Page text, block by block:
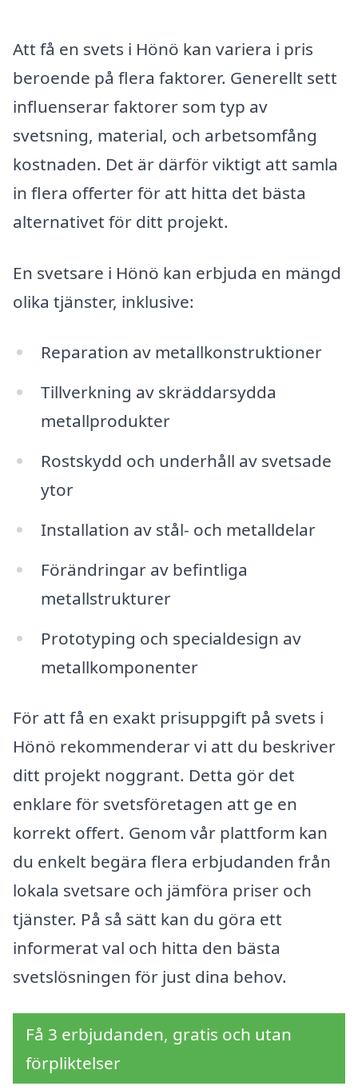
Att få en svets i Hönö kan variera i pris
beroende på flera faktorer. Generellt sett
influenserar faktorer som typ av
svetsning, material, och arbetsomfång
kostnaden. Det är därför viktigt att samla
in flera offerter för att hitta det bästa
alternativet för ditt projekt.
En svetsare i Hönö kan erbjuda en mängd
olika tjänster, inklusive:
Reparation av metallkonstruktioner
Tillverkning av skräddarsydda
metallprodukter
Rostskydd och underhåll av svetsade
ytor
Installation av stål- och metalldelar
Förändringar av befintliga
metallstrukturer
Prototyping och specialdesign av
metallkomponenter
För att få en exakt prisuppgift på svets i
Hönö rekommenderar vi att du beskriver
ditt projekt noggrant. Detta gör det
enklare för svetsföretagen att ge en
korrekt offert. Genom vår plattform kan
du enkelt begära flera erbjudanden från
lokala svetsare och jämföra priser och
tjänster. På så sätt kan du göra ett
informerat val och hitta den bästa
svetslösningen för just dina behov.
Få 3 erbjudanden, gratis och utan
förpliktelser